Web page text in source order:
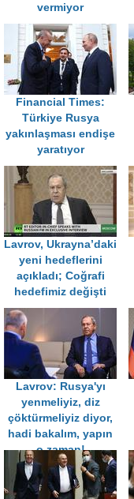
vermiyor
Financial Times:
Türkiye Rusya
yakınlaşması endişe
yaratıyor
Lavrov, Ukrayna’daki
yeni hedeflerini
açıkladı; Coğrafi
hedefimiz değişti
Lavrov: Rusya'yı
yenmeliyiz, diz
çöktürmeliyiz diyor,
hadi bakalım, yapın
o zaman!